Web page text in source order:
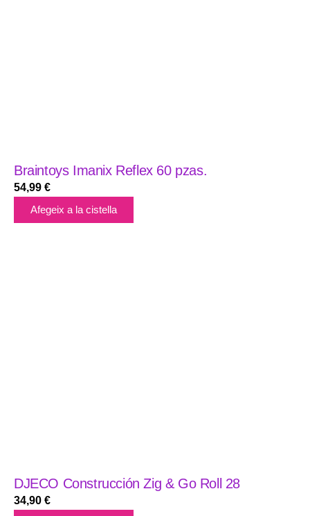
Braintoys Imanix Reflex 60 pzas.
54,99 €
Afegeix a la cistella
DJECO Construcción Zig & Go Roll 28
34,90 €